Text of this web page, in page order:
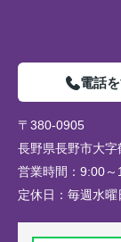
電話
〒380-0905
長野県長野市大
営業時間： 9:00～
定休日： 毎週水曜